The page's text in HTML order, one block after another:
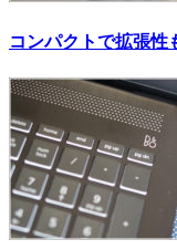
コンパクトで拡張